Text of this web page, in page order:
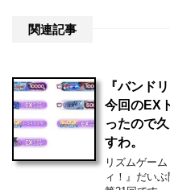
関連記事
『バンド
今回のEX
ったので
すわ。
リズムゲー
ィ！』だい